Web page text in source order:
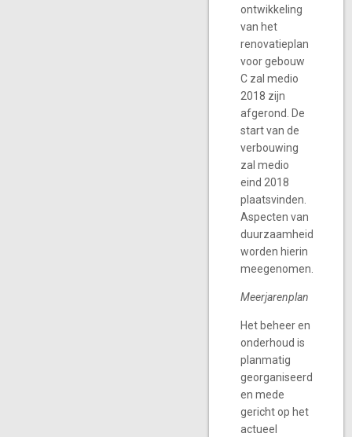
ontwikkeling
van het
renovatieplan
voor gebouw
C zal medio
2018 zijn
afgerond. De
start van de
verbouwing
zal medio
eind 2018
plaatsvinden.
Aspecten van
duurzaamheid
worden hierin
meegenomen.
Meerjarenplan
Het beheer en
onderhoud is
planmatig
georganiseerd
en mede
gericht op het
actueel